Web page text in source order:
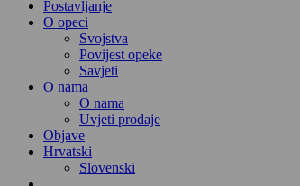
Postavljanje
O opeci
Svojstva
Povijest opeke
Savjeti
O nama
O nama
Uvjeti prodaje
Objave
Hrvatski
Slovenski